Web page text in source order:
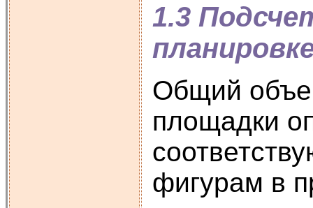
1.3
Общий
площадки
фигурам в